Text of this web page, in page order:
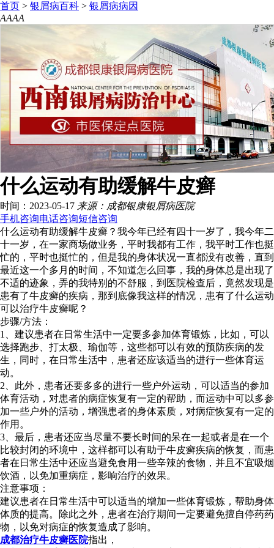
首页 > 银屑病百科 > 银屑病病因
AAAA
什么运动有助缓解牛皮癣
时间：2023-05-17 来源：成都银康银屑病医院
手机咨询电话咨询短信咨询
什么运动有助缓解牛皮癣？我今年已经有四十一岁了，我今年二
十一岁，在一家商场做业务，平时我都有工作，我平时工作也挺
忙的，平时也挺忙的，但是我的身体状况一直都没有改善，直到
最近这一个多月的时间，不知道怎么回事，我的身体总是出现了
不适的迹象，弄的我特别的不舒服，到医院检查后，竟然发现是
患有了牛皮癣的疾病，那到底像我这样的情况，患有了什么运动
可以治疗牛皮癣呢？
步骤/方法：
1、建议患者在日常生活中一定要多参加体育锻炼，比如，可以
选择跑步、打太极、瑜伽等，这些都可以有效的预防疾病的发
生，同时，在日常生活中，患者还应该适当的进行一些体育运
动。
2、此外，患者还要多多的进行一些户外运动，可以适当的参加
体育活动，对患者的病症恢复有一定的帮助，而运动中可以多参
加一些户外的活动，增强患者的身体素质，对病症恢复有一定的
作用。
3、最后，患者还应当尽量不要长时间的呆在一起或者是在一个
比较封闭的环境中，这样都可以有助于牛皮癣疾病的恢复，而患
者在日常生活中还应当避免食用一些辛辣的食物，并且不宜吸烟
饮酒，以免加重病症，影响治疗的效果。
注意事项：
建议患者在日常生活中可以适当的增加一些体育锻炼，帮助身体
体质的提高。除此之外，患者在治疗期间一定要避免擅自停药药
物，以免对病症的恢复造成了影响。
成都治疗牛皮癣医院指出，